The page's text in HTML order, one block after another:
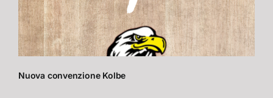
Nuova convenzione Kolbe